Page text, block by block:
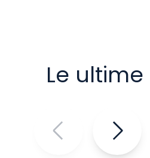
Le ultime